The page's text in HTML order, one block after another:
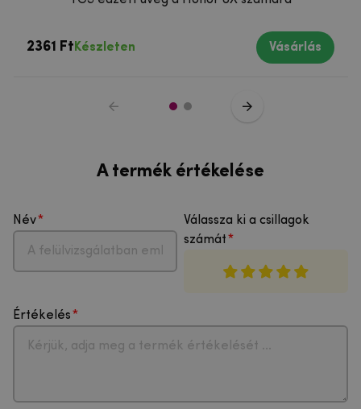
2361 Ft Készleten Vásárlás
A termék értékelése
Név
Válassza ki a csillagok
számát
Értékelés